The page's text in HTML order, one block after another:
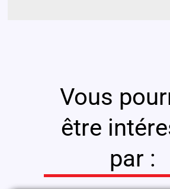
Vous
être
par :